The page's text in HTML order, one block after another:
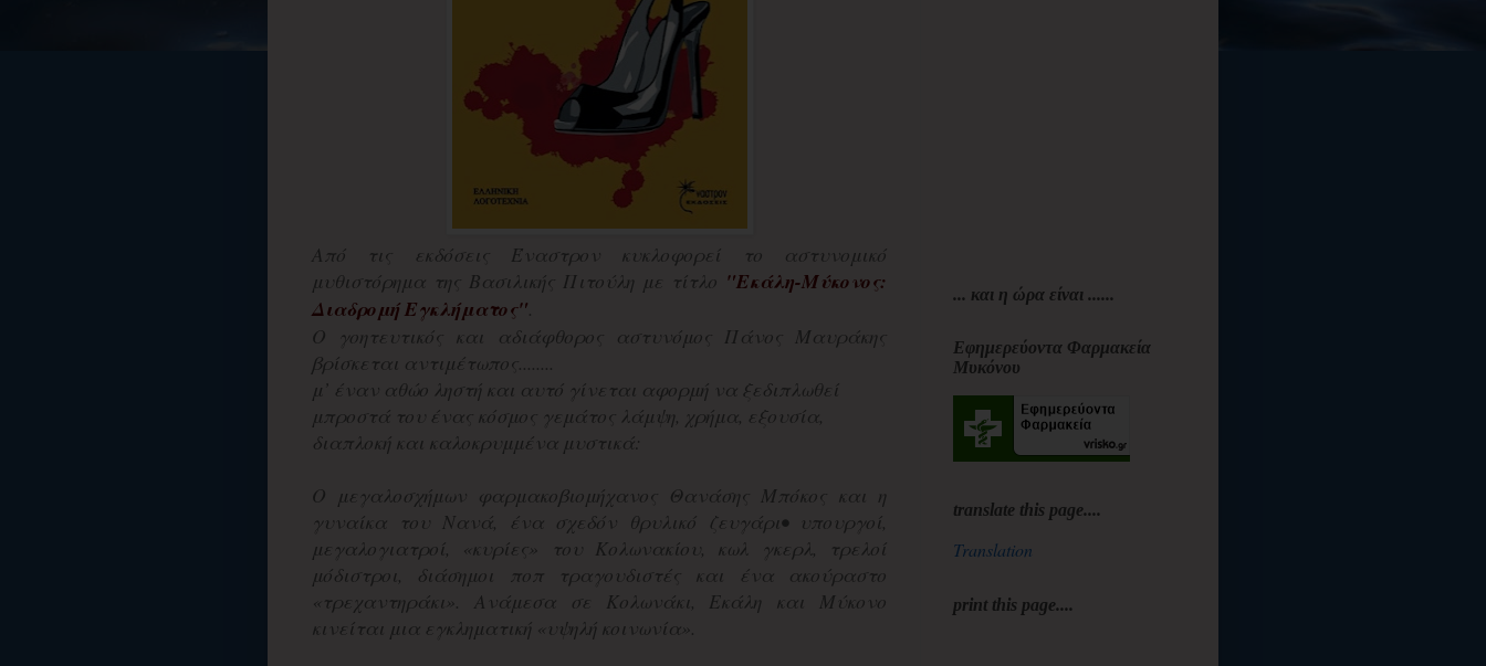
Από τις εκδόσεις Έναστρον κυκλοφορεί το αστυνομικό
μυθιστόρημα της Βασιλικής Πιτούλη με τίτλο "Εκάλη-Μύκονος:
Διαδρομή Εγκλήματος".
Ο γοητευτικός και αδιάφθορος αστυνόμος Πάνος Μαυράκης
βρίσκεται αντιμέτωπος........
μ’ έναν αθώο ληστή και αυτό γίνεται αφορμή να ξεδιπλωθεί
μπροστά του ένας κόσμος γεμάτος λάμψη, χρήμα, εξουσία,
διαπλοκή και καλοκρυμμένα μυστικά:
Ο μεγαλοσχήμων φαρμακοβιομήχανος Θανάσης Μπόκος και η
γυναίκα του Νανά, ένα σχεδόν θρυλικό ζευγάρι• υπουργοί,
μεγαλογιατροί, «κυρίες» του Κολωνακίου, κωλ γκερλ, τρελοί
μόδιστροι, διάσημοι ποπ τραγουδιστές και ένα ακούραστο
«τρεχαντηράκι». Ανάμεσα σε Κολωνάκι, Εκάλη και Μύκονο
κινείται μια εγκληματική «υψηλή κοινωνία».
... και η ώρα είναι ......
Εφημερεύοντα Φαρμακεία
Μυκόνου
translate this page....
Translation
print this page....